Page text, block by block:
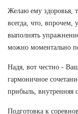
Желаю ему здоровья,
всегда, что,
выполнять
можно моментально
Надя, вот честно -
гармоничное
прибыль, внутренняя
Подготовка к